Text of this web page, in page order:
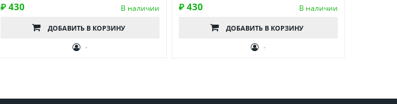
₽ 430 В наличии
ДОБАВИТЬ В КОРЗИНУ
-
₽ 430 В наличии
ДОБАВИТЬ В КОРЗИНУ
-